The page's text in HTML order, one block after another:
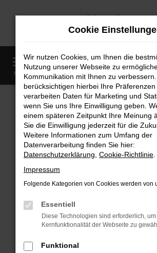
Zum
MENÜ
Startseite Fahrzeugangebote Fahrzeugmarkt
Fehler: Network
Beim Laden ist ein Fehler
Hier sind ein paar Tipps, die dir
Überprüfe deine Firewall und
Internetverbindung.
deine Suchmaschine?
Cookie
Wir nutzen Cookies, um Ihnen die
Nutzung unserer Webseite zu
Kommunikation mit Ihnen zu
berücksichtigen hierbei Ihre Präferenzen
verarbeiten Daten für Marketing und
wenn Sie uns Ihre Einwilligung geben.
einem späteren Zeitpunkt Ihre Meinung
Sie die Einwilligung jederzeit für die
Weitere Informationen zum Umfang der
Datenverarbeitung finden Sie hier:
Datenschutzerklärung Cookie-Richtlinie
Impressum
Folgende Kategorien von Cookies werden von
Essentiell
Diese Technologien sind erforderlich, um
Kernfunktionalität der Webseite zu
Funktional